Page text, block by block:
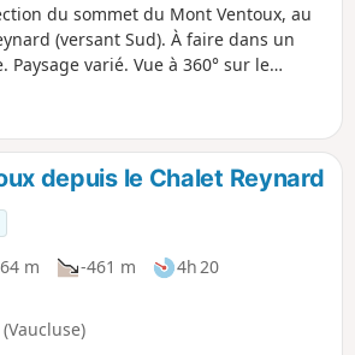
du sommet du Mont Ventoux, au
(versant Sud). À faire dans un
Paysage varié. Vue à 360° sur le
le permettent.
depuis le Chalet Reynard
m -461 m
4h 20